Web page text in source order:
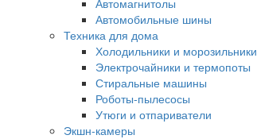
Автомагнитолы
Автомобильные шины
Техника для дома
Холодильники и морозильники
Электрочайники и термопоты
Стиральные машины
Роботы-пылесосы
Утюги и отпариватели
Экшн-камеры